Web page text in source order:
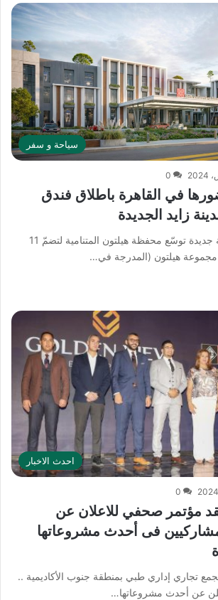
سياحة و سفر
0
في القاهرة باطلاق فندق
زايد الجديدة
كتب : ماهر بدر اتفاقية جديدة توسّع محفظة هيلتون المتنامية لتضمّ 11
مجموعة هيلتون (المدرجة في…
احدث الاخبار
0
مؤتمر صحفي للاعلان عن
فى أحدث مشروعاتها
تجاري إداري طبي بمنطقة جنوب الأكاديمية ..
عن أحدث مشروعاتها…